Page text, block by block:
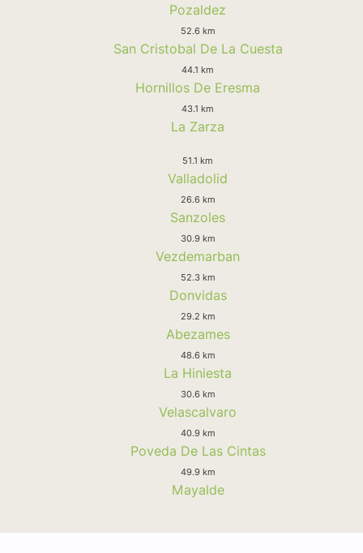
Pozaldez
52.6 km
San Cristobal De La Cuesta
44.1 km
Hornillos De Eresma
43.1 km
La Zarza
51.1 km
Valladolid
26.6 km
Sanzoles
30.9 km
Vezdemarban
52.3 km
Donvidas
29.2 km
Abezames
48.6 km
La Hiniesta
30.6 km
Velascalvaro
40.9 km
Poveda De Las Cintas
49.9 km
Mayalde